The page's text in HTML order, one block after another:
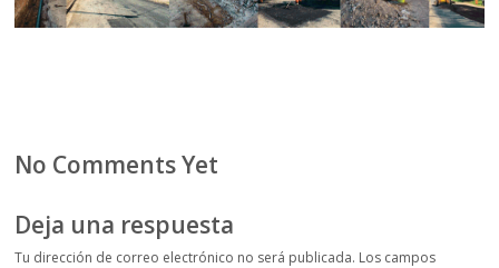
No Comments Yet
Deja una respuesta
Tu dirección de correo electrónico no será publicada. Los campos